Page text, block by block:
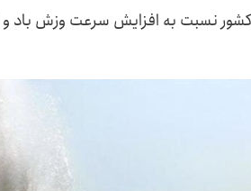
نسبت به افزایش سرعت وزش باد و